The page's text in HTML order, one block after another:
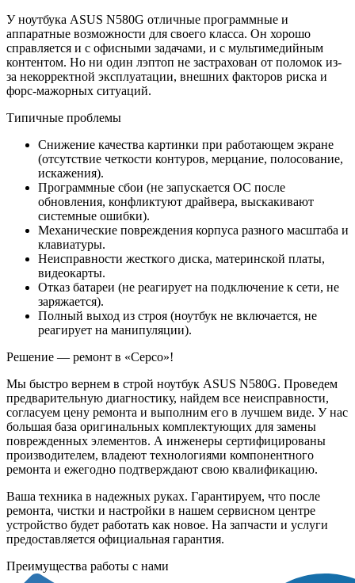
У ноутбука ASUS N580G отличные программные и
аппаратные возможности для своего класса. Он хорошо
справляется и с офисными задачами, и с мультимедийным
контентом. Но ни один лэптоп не застрахован от поломок из-
за некорректной эксплуатации, внешних факторов риска и
форс-мажорных ситуаций.
Типичные проблемы
Снижение качества картинки при работающем экране
(отсутствие четкости контуров, мерцание, полосование,
искажения).
Программные сбои (не запускается ОС после
обновления, конфликтуют драйвера, выскакивают
системные ошибки).
Механические повреждения корпуса разного масштаба и
клавиатуры.
Неисправности жесткого диска, материнской платы,
видеокарты.
Отказ батареи (не реагирует на подключение к сети, не
заряжается).
Полный выход из строя (ноутбук не включается, не
реагирует на манипуляции).
Решение — ремонт в «Серсо»!
Мы быстро вернем в строй ноутбук ASUS N580G. Проведем
предварительную диагностику, найдем все неисправности,
согласуем цену ремонта и выполним его в лучшем виде. У нас
большая база оригинальных комплектующих для замены
поврежденных элементов. А инженеры сертифицированы
производителем, владеют технологиями компонентного
ремонта и ежегодно подтверждают свою квалификацию.
Ваша техника в надежных руках. Гарантируем, что после
ремонта, чистки и настройки в нашем сервисном центре
устройство будет работать как новое. На запчасти и услуги
предоставляется официальная гарантия.
Преимущества работы с нами